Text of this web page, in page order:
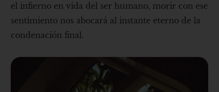
el infierno en vida del ser humano, morir con ese
sentimiento nos abocará al instante eterno de la
condenación final.